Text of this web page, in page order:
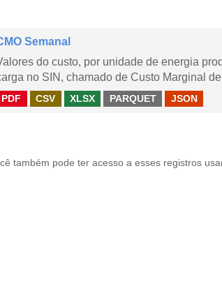
Semanal
do custo, por unidade de energia
no SIN, chamado de Custo Marginal
PDF CSV XLSX PARQUET JSON
também pode ter acesso a esses registros